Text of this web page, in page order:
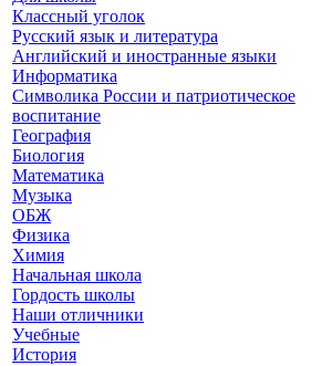
Классный уголок
Русский язык и литература
Английский и иностранные языки
Информатика
Символика России и патриотическое
воспитание
География
Биология
Математика
Музыка
ОБЖ
Физика
Химия
Начальная школа
Гордость школы
Наши отличники
Учебные
История